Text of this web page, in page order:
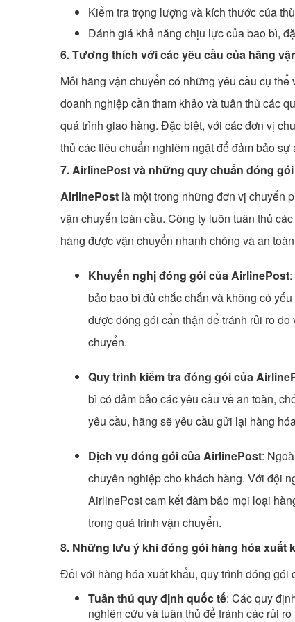
Kiểm tra trọng lượng và kích thước của
Đánh giá khả năng chịu lực của bao bì,
6. Tương thích với các yêu cầu của hãng
Mỗi hãng vận chuyển có những yêu cầu cụ
doanh nghiệp cần tham khảo và tuân thủ các
quá trình giao hàng. Đặc biệt, với các đơn vị
thủ các tiêu chuẩn nghiêm ngặt để đảm bảo
7.AirlinePostvà những quy chuẩn đóng
AirlinePost là một trong những đơn vị chuyển
vận chuyển toàn cầu. Công ty luôn tuân thủ
hàng được vận chuyển nhanh chóng và an
Khuyến nghị đóng gói của AirlinePost
bảo bao bì đủ chắc chắn và không có
được đóng gói cẩn thận để tránh rủi ro
chuyển.
Quy trình kiểm tra đóng gói của
bì có đảm bảo các yêu cầu về an toàn,
yêu cầu, hãng sẽ yêu cầu gửi lại hàng
Dịch vụ đóng gói của AirlinePost:
chuyên nghiệp cho khách hàng. Với đội
AirlinePost cam kết đảm bảo mọi loại
trong quá trình vận chuyển.
8. Những lưu ý khi đóng gói hàng hóa xuất
Đối với hàng hóa xuất khẩu, quy trình đóng gói
Tuân thủ quy định quốc tế: Các quy
nghiên cứu và tuân thủ để tránh các rủi